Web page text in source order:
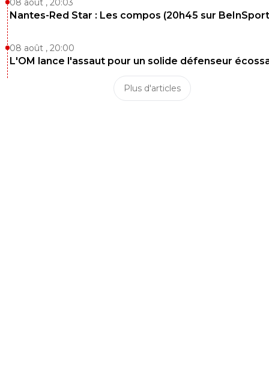
08 août , 20:03
Nantes-Red Star : Les compos (20h45 sur
08 août , 20:00
L'OM lance l'assaut pour un solide défenseur
Plus d'articles